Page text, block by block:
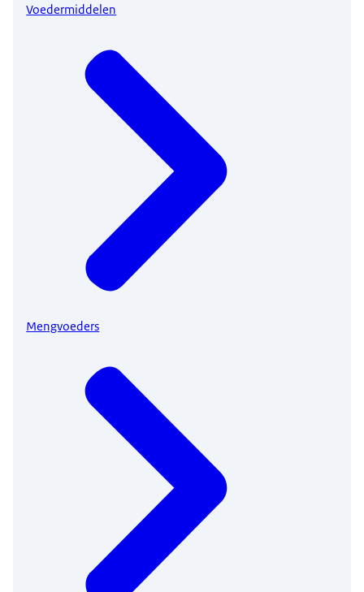
Voedermiddelen
Mengvoeders